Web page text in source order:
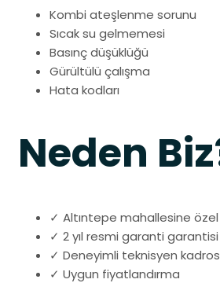
Kombi ateşlenme sorunu
Sıcak su gelmemesi
Basınç düşüklüğü
Gürültülü çalışma
Hata kodları
Neden
✓ Altıntepe mahallesine özel
✓ 2 yıl resmi garanti garantisi
✓ Deneyimli teknisyen
✓ Uygun fiyatlandırma